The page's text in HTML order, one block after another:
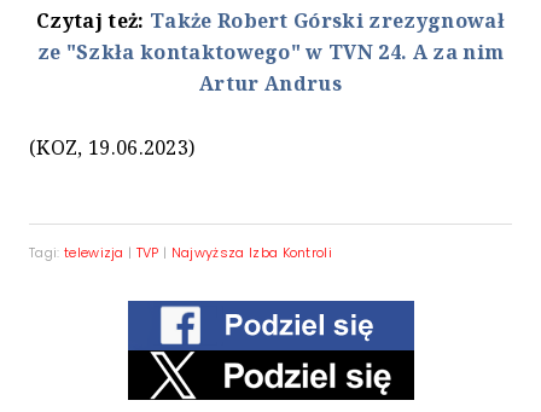
Czytaj też: Także Robert Górski zrezygnował
ze "Szkła kontaktowego" w TVN 24. A za nim
Artur Andrus
(KOZ, 19.06.2023)
Tagi: telewizja | TVP | Najwyższa Izba Kontroli